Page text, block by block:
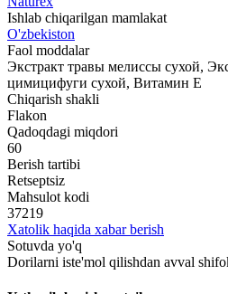
Ishlab chiqarilgan mamlakat
O'zbekiston
Faol moddalar
Экстракт травы мелиссы сухой,
цимицифуги сухой, Витамин Е
Chiqarish shakli
Flakon
Qadoqdagi miqdori
60
Berish tartibi
Retseptsiz
Mahsulot kodi
37219
Xatolik haqida xabar berish
Sotuvda yo'q
Dorilarni iste'mol qilishdan avval